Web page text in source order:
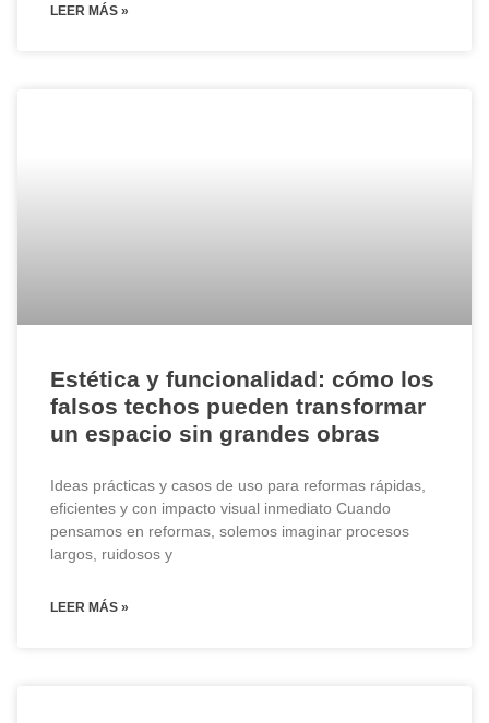
LEER MÁS »
Estética y funcionalidad: cómo los
falsos techos pueden transformar
un espacio sin grandes obras
Ideas prácticas y casos de uso para reformas rápidas,
eficientes y con impacto visual inmediato Cuando
pensamos en reformas, solemos imaginar procesos
largos, ruidosos y
LEER MÁS »